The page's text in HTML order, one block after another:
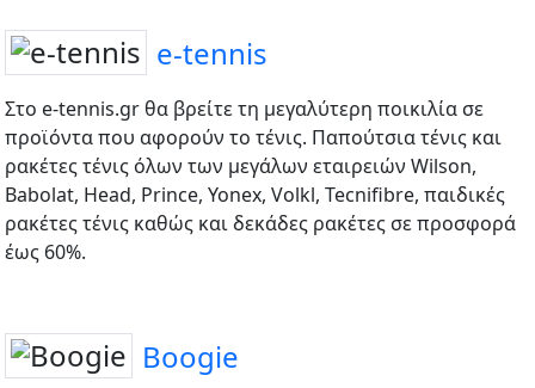
e-tennis
Στο e-tennis.gr θα βρείτε τη μεγαλύτερη ποικιλία σε
προϊόντα που αφορούν το τένις. Παπούτσια τένις και
ρακέτες τένις όλων των μεγάλων εταιρειών Wilson,
Babolat, Head, Prince, Yonex, Volkl, Tecnifibre, παιδικές
ρακέτες τένις καθώς και δεκάδες ρακέτες σε προσφορά
έως 60%.
Boogie